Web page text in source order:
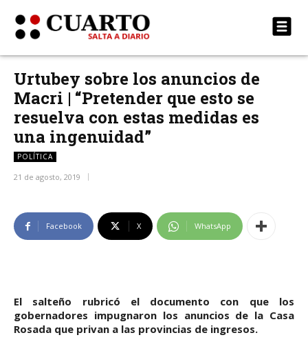
Urtubey sobre los anuncios de
Macri | “Pretender que esto se
resuelva con estas medidas es
una ingenuidad”
POLÍTICA
21 de agosto, 2019
Facebook X WhatsApp
El salteño rubricó el documento con que los
gobernadores impugnaron los anuncios de la Casa
Rosada que privan a las provincias de ingresos.